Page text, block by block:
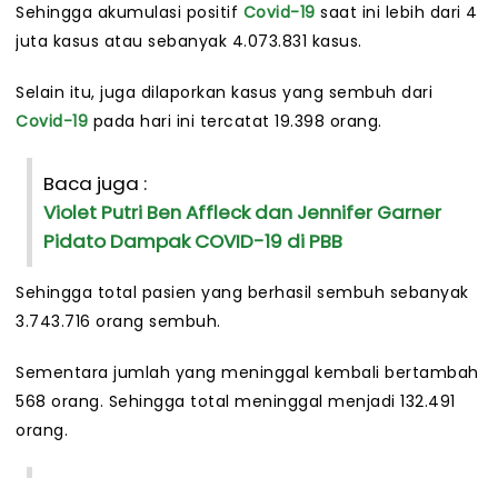
Sehingga akumulasi positif Covid-19 saat ini lebih dari 4
juta kasus atau sebanyak 4.073.831 kasus.
Selain itu, juga dilaporkan kasus yang sembuh dari
Covid-19 pada hari ini tercatat 19.398 orang.
Baca juga :
Violet Putri Ben Affleck dan Jennifer Garner
Pidato Dampak COVID-19 di PBB
Sehingga total pasien yang berhasil sembuh sebanyak
3.743.716 orang sembuh.
Sementara jumlah yang meninggal kembali bertambah
568 orang. Sehingga total meninggal menjadi 132.491
orang.